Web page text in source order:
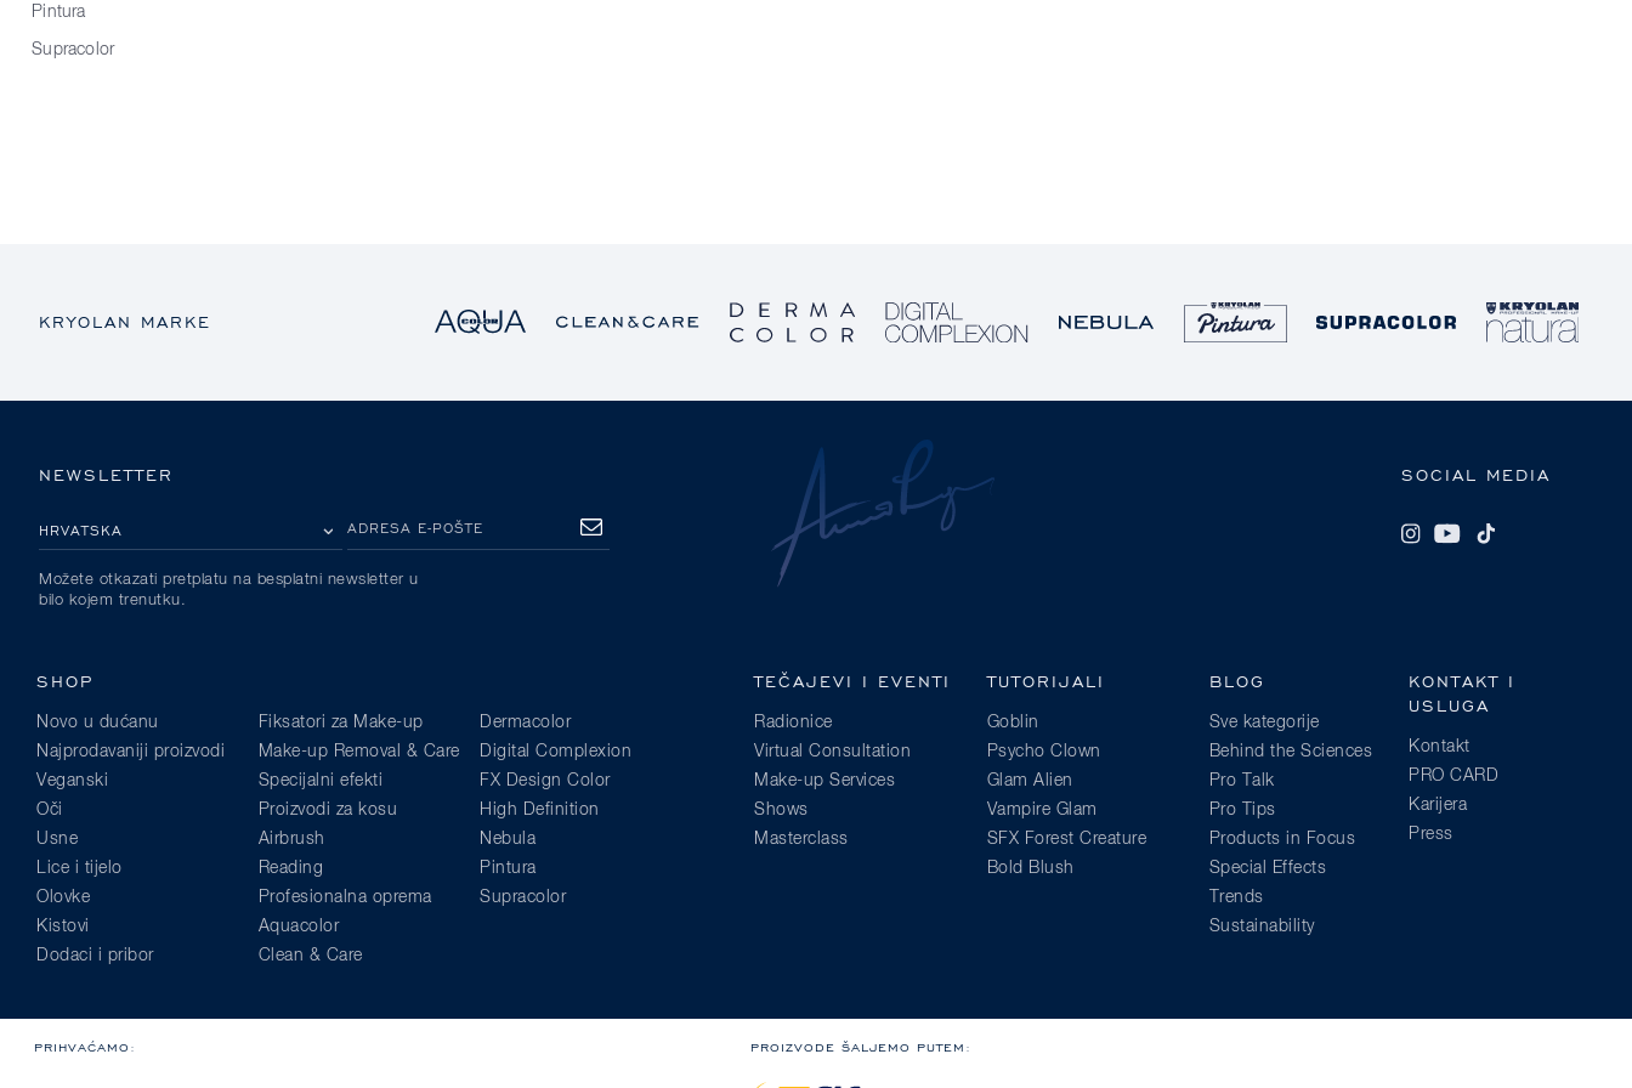
Pintura
Supracolor
KRYOLAN MARKE
SOCIAL MEDIA
NEWSLETTER
ADRESA E-POŠTE
PRETPLATA
Možete otkazati pretplatu na besplatni newsletter u
bilo kojem trenutku.
SHOP
Novo u dućanu
Najprodavaniji proizvodi
Veganski
Oči
Usne
Lice i tijelo
Olovke
Kistovi
Dodaci i pribor
Fiksatori za Make-up
Make-up Removal & Care
Specijalni efekti
Proizvodi za kosu
Airbrush
Reading
Profesionalna oprema
Aquacolor
Clean & Care
Dermacolor
Digital Complexion
FX Design Color
High Definition
Nebula
Pintura
Supracolor
TEČAJEVI I EVENTI
Radionice
Virtual Consultation
Make-up Services
Shows
Masterclass
TUTORIJALI
Goblin
Psycho Clown
Glam Alien
Vampire Glam
SFX Forest Creature
Bold Blush
BLOG
Sve kategorije
Behind the Sciences
Pro Talk
Pro Tips
Products in Focus
Special Effects
Trends
Sustainability
KONTAKT I
USLUGA
Kontakt
PRO CARD
Karijera
Press
PRIHVAĆAMO: PROIZVODE ŠALJEMO PUTEM: